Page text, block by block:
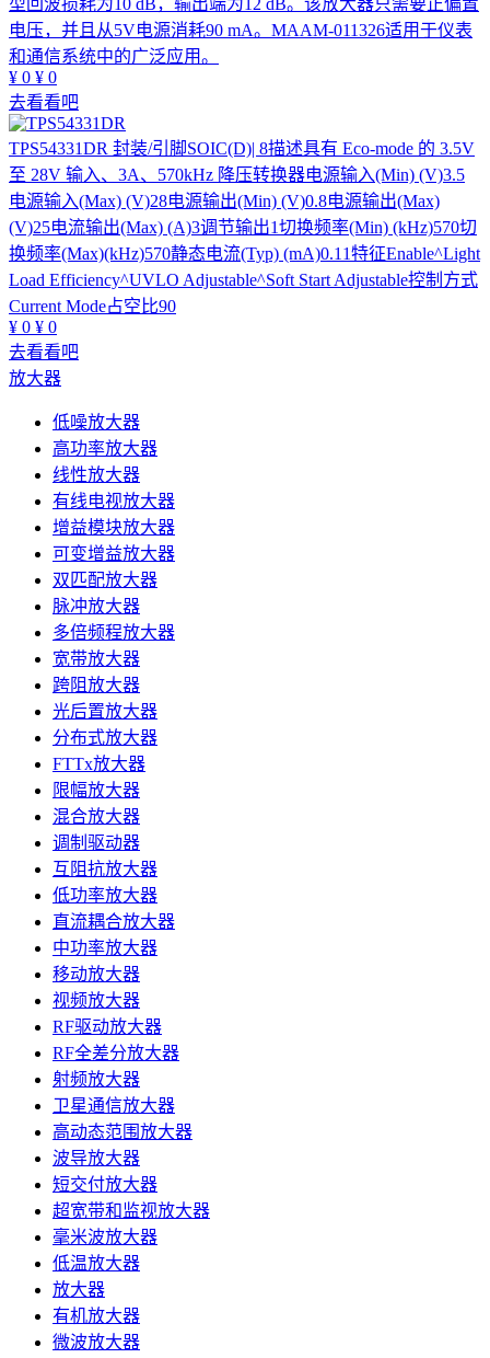
型回波损耗为10 dB，输出端为12 dB。该放大器只需要正偏置
电压，并且从5V电源消耗90 mA。MAAM-011326适用于仪表
和通信系统中的广泛应用。
¥ 0 ¥ 0
去看看吧
TPS54331DR 封装/引脚SOIC(D)| 8描述具有 Eco-mode 的 3.5V
至 28V 输入、3A、570kHz 降压转换器电源输入(Min) (V)3.5
电源输入(Max) (V)28电源输出(Min) (V)0.8电源输出(Max)
(V)25电流输出(Max) (A)3调节输出1切换频率(Min) (kHz)570切
换频率(Max)(kHz)570静态电流(Typ) (mA)0.11特征Enable^Light
Load Efficiency^UVLO Adjustable^Soft Start Adjustable控制方式
Current Mode占空比90
¥ 0 ¥ 0
去看看吧
放大器
低噪放大器
高功率放大器
线性放大器
有线电视放大器
增益模块放大器
可变增益放大器
双匹配放大器
脉冲放大器
多倍频程放大器
宽带放大器
跨阻放大器
光后置放大器
分布式放大器
FTTx放大器
限幅放大器
混合放大器
调制驱动器
互阻抗放大器
低功率放大器
直流耦合放大器
中功率放大器
移动放大器
视频放大器
RF驱动放大器
RF全差分放大器
射频放大器
卫星通信放大器
高动态范围放大器
波导放大器
短交付放大器
超宽带和监视放大器
毫米波放大器
低温放大器
放大器
有机放大器
微波放大器